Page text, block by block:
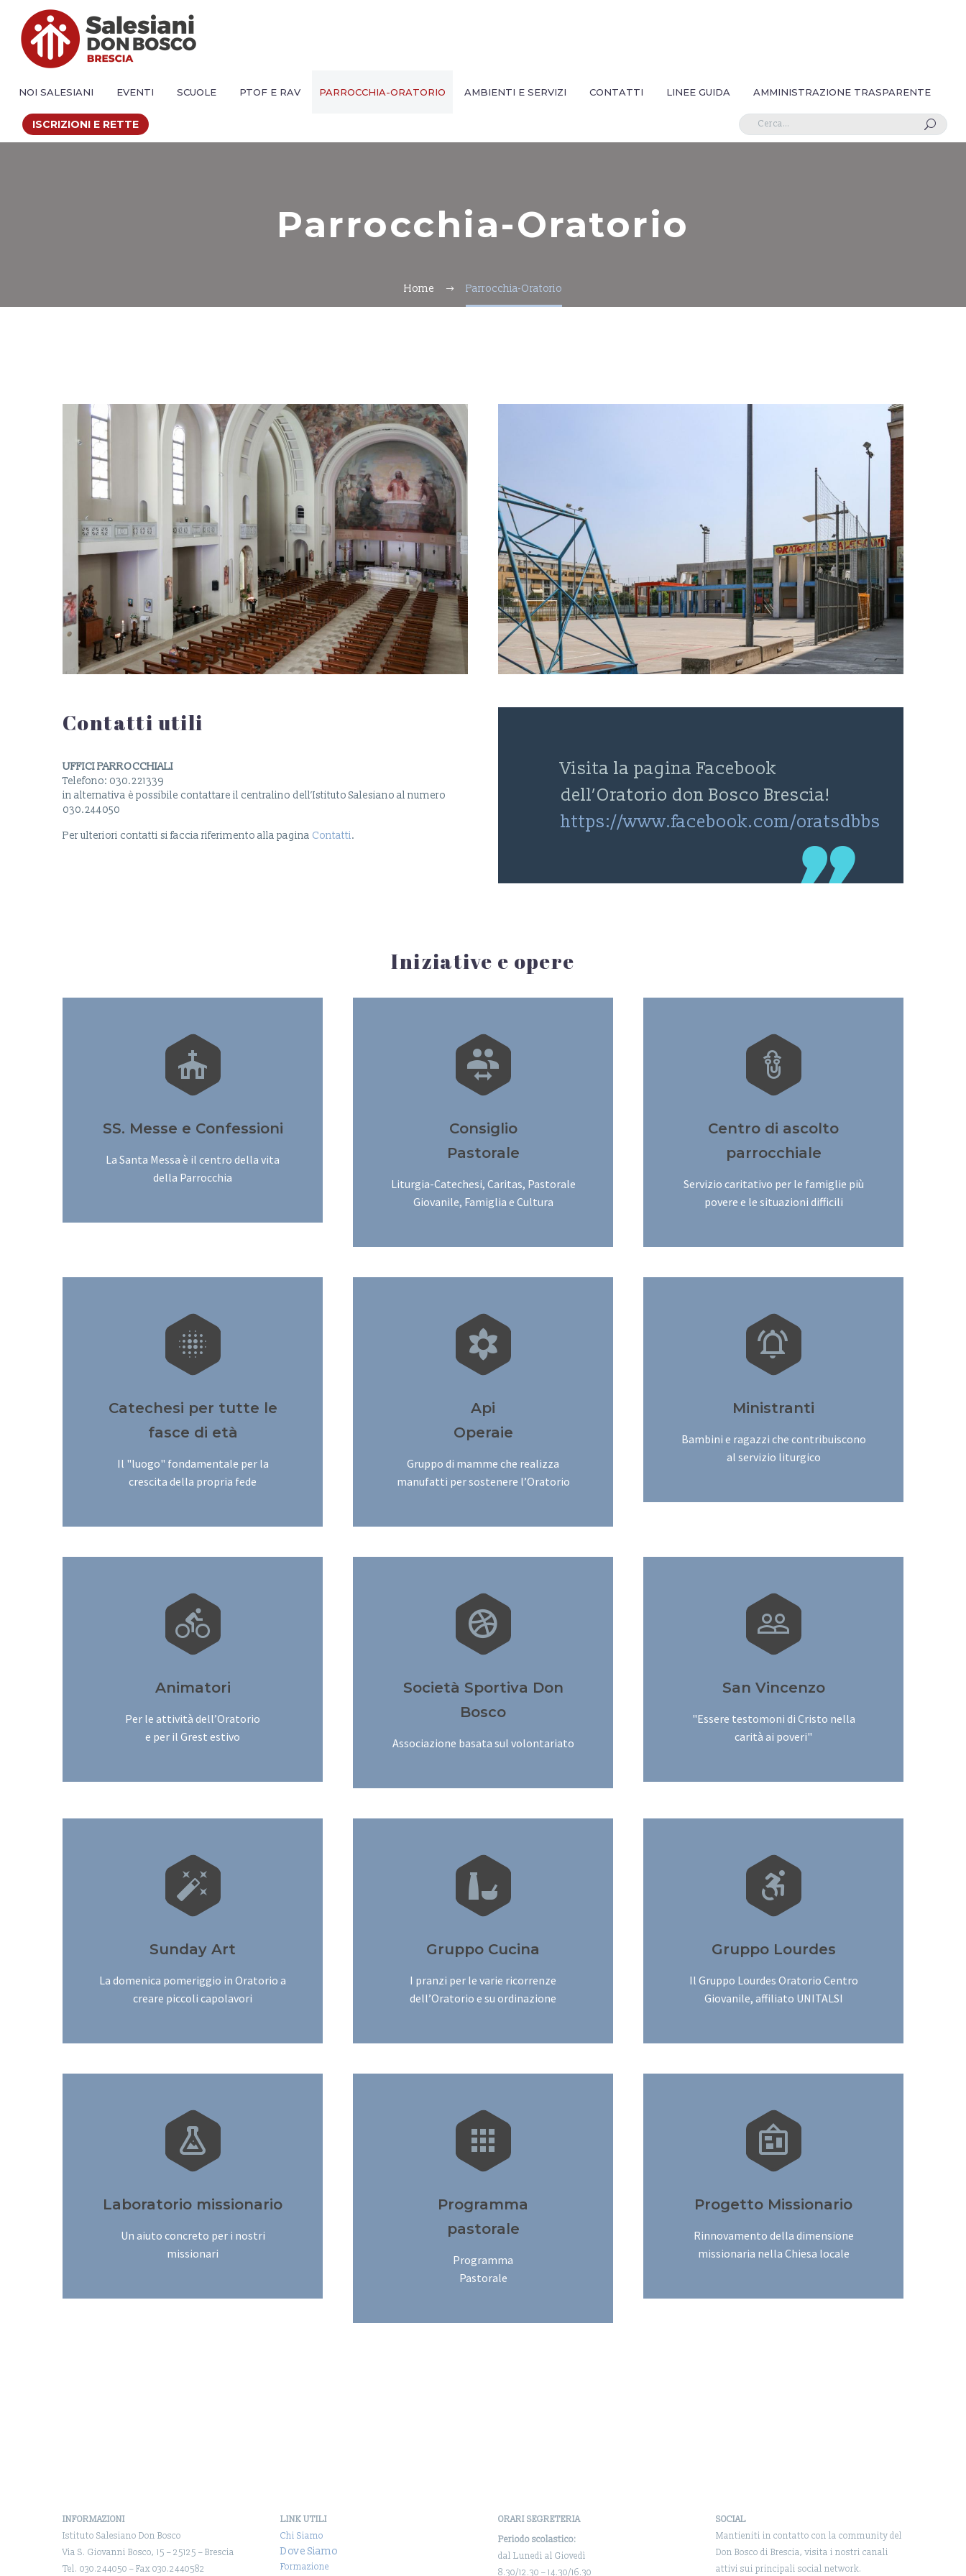
NOI SALESIANI EVENTI SCUOLE PTOF E RAV PARROCCHIA-ORATORIO AMBIENTI E SERVIZI CONTATTI LINEE GUIDA AMMINISTRAZIONE TRASPARENTE
ISCRIZIONI E RETTE U
Parrocchia-Oratorio
Home Parrocchia-Oratorio
Contatti utili
UFFICI PARROCCHIALI
Telefono: 030.221339
in alternativa è possibile contattare il centralino dell’Istituto Salesiano al numero
030.244050
Per ulteriori contatti si faccia riferimento alla pagina Contatti.
Visita la pagina Facebook
dell’Oratorio don Bosco Brescia!
https://www.facebook.com/oratsdbbs
Iniziative e opere


SS. Messe e Confessioni
La Santa Messa è il centro della vita
della Parrocchia


Consiglio
Pastorale
Liturgia-Catechesi, Caritas, Pastorale
Giovanile, Famiglia e Cultura


Centro di ascolto
parrocchiale
Servizio caritativo per le famiglie più
povere e le situazioni difficili


Catechesi per tutte le
fasce di età
Il "luogo" fondamentale per la
crescita della propria fede


Api
Operaie
Gruppo di mamme che realizza
manufatti per sostenere l’Oratorio


Ministranti
Bambini e ragazzi che contribuiscono
al servizio liturgico


Animatori
Per le attività dell’Oratorio
e per il Grest estivo


Società Sportiva Don
Bosco
Associazione basata sul volontariato


San Vincenzo
"Essere testomoni di Cristo nella
carità ai poveri"


Sunday Art
La domenica pomeriggio in Oratorio a
creare piccoli capolavori


Gruppo Cucina
I pranzi per le varie ricorrenze
dell’Oratorio e su ordinazione


Gruppo Lourdes
Il Gruppo Lourdes Oratorio Centro
Giovanile, affiliato UNITALSI


Laboratorio missionario
Un aiuto concreto per i nostri
missionari


Programma
pastorale
Programma
Pastorale


Progetto Missionario
Rinnovamento della dimensione
missionaria nella Chiesa locale
INFORMAZIONI
Istituto Salesiano Don Bosco
Via S. Giovanni Bosco, 15 – 25125 – Brescia
Tel. 030.244050 – Fax 030.2440582
LINK UTILI
Chi Siamo
Dove Siamo
Formazione
ORARI SEGRETERIA
Periodo scolastico:
dal Lunedì al Giovedì
8.30/12.30 – 14.30/16.30
SOCIAL
Mantieniti in contatto con la community del
Don Bosco di Brescia, visita i nostri canali
attivi sui principali social network.